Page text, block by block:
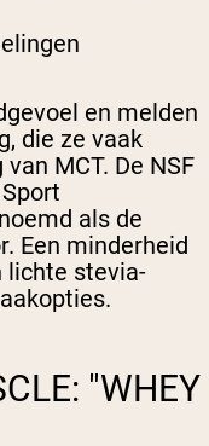
en melden
die ze vaak
MCT. De NSF
als de
Een minderheid
lichte stevia-
"WHEY